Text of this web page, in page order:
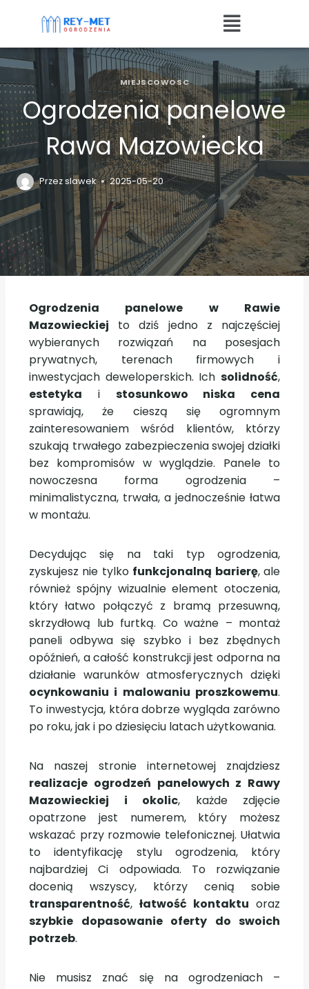
MIEJSCOWOSC
Ogrodzenia panelowe
Rawa Mazowiecka
Przezslawek 2025-05-20
Ogrodzenia panelowe w Rawie
Mazowieckiej to dziś jedno z najczęściej
wybieranych rozwiązań na posesjach
prywatnych, terenach firmowych i
inwestycjach deweloperskich. Ich solidność,
estetyka i stosunkowo niska cena
sprawiają, że cieszą się ogromnym
zainteresowaniem wśród klientów, którzy
szukają trwałego zabezpieczenia swojej działki
bez kompromisów w wyglądzie. Panele to
nowoczesna forma ogrodzenia –
minimalistyczna, trwała, a jednocześnie łatwa
w montażu.
Decydując się na taki typ ogrodzenia,
zyskujesz nie tylko funkcjonalną barierę, ale
również spójny wizualnie element otoczenia,
który łatwo połączyć z bramą przesuwną,
skrzydłową lub furtką. Co ważne – montaż
paneli odbywa się szybko i bez zbędnych
opóźnień, a całość konstrukcji jest odporna na
działanie warunków atmosferycznych dzięki
ocynkowaniu i malowaniu proszkowemu.
To inwestycja, która dobrze wygląda zarówno
po roku, jak i po dziesięciu latach użytkowania.
Na naszej stronie internetowej znajdziesz
realizacje ogrodzeń panelowych z Rawy
Mazowieckiej i okolic, każde zdjęcie
opatrzone jest numerem, który możesz
wskazać przy rozmowie telefonicznej. Ułatwia
to identyfikację stylu ogrodzenia, który
najbardziej Ci odpowiada. To rozwiązanie
docenią wszyscy, którzy cenią sobie
transparentność, łatwość kontaktu oraz
szybkie dopasowanie oferty do swoich
potrzeb.
Nie musisz znać się na ogrodzeniach –